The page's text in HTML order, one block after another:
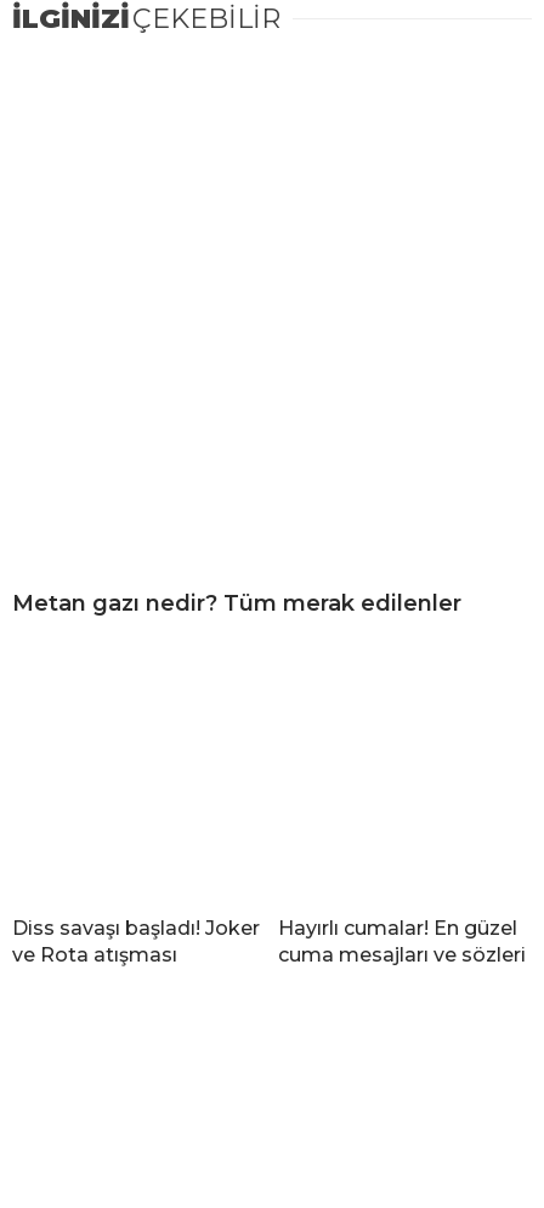
İLGİNİZİÇEKEBİLİR
Metan gazı nedir? Tüm merak edilenler
Diss savaşı başladı! Joker
ve Rota atışması
Hayırlı cumalar! En güzel
cuma mesajları ve sözleri